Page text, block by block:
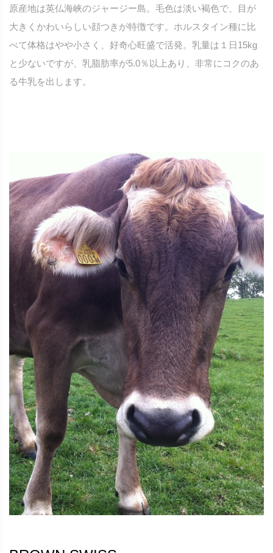
原産地は英仏海峡のジャージー島。毛色は淡い褐色で、目が
大きくかわいらしい顔つきが特徴です。ホルスタイン種に比
べて体格はやや小さく、好奇心旺盛で活発。乳量は１日15kg
と少ないですが、乳脂肪率が5.0％以上あり、非常にコクのあ
る牛乳を出します。